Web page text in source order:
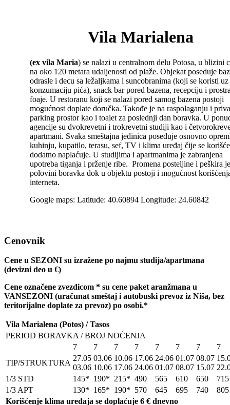
Vila Marialena
(ex vila Maria) se nalazi u centralnom delu Potosa, u blizini
na oko 120 metara udaljenosti od plaže. Objekat poseduje
odrasle i decu sa ležaljkama i suncobranima (koji se koristi uz
konzumaciju pića), snack bar pored bazena, recepciju i
foaje. U restoranu koji se nalazi pored samog bazena postoji
mogućnost doplate doručka. Takođe je na raspolaganju i
parking prostor kao i toalet za poslednji dan boravka. U
agencije su dvokrevetni i trokrevetni studiji kao i
apartmani. Svaka smeštajna jedinica poseduje osnovno
kuhinju, kupatilo, terasu, sef, TV i klima uređaj čije se
dodatno naplaćuje. U studijima i apartmanima je zabranjena
upotreba tiganja i prženje ribe. Promena posteljine i peškira
polovini boravka dok u objektu postoji i mogućnost
interneta.
Google maps: Latitude: 40.60894 Longitude: 24.60842
Cenovnik
Cene u SEZONI su izražene po najmu studija/apartmana
(devizni deo u €)
Cene označene zvezdicom * su cene paket aranžmana u
VANSEZONI (uračunat smeštaj i autobuski prevoz iz Niša, bez
teritorijalne doplate za prevoz) po osobi.*
Vila Marialena (Potos) / Tasos
PERIOD BORAVKA / BROJ NOĆENJA
7
7 7 7 7 7 7
7
TIP/STRUKTURA
27.05
03.06
03.06
10.06
10.06
17.06
17.06
24.06
24.06
01.07
01.07
08.07
08.07
15.07
1/3 STD
145* 190* 215* 490 565 610 650
715
1/3 APT
130* 165* 190* 570 645 695 740
805
Korišćenje klima uređaja se doplaćuje 6 € dnevno